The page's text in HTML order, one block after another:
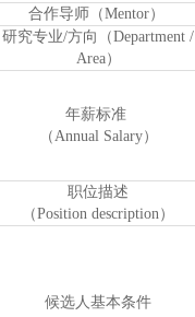
合作导师（Mentor）
研究专业/方向（Department /
Area）
年薪标准
（Annual Salary）
职位描述
（Position description）
候选人基本条件